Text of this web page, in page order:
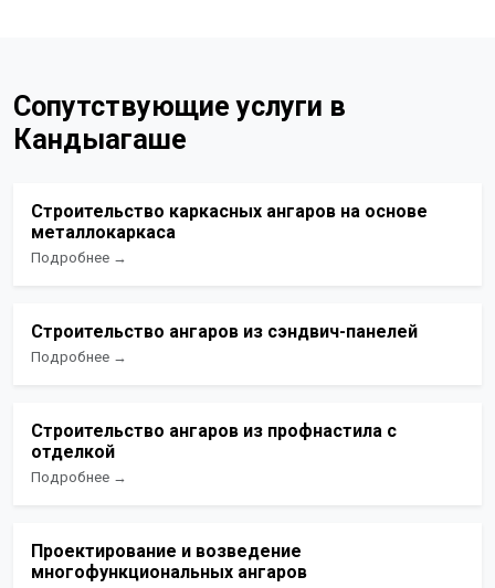
Сопутствующие услуги в
Кандыагаше
Строительство каркасных ангаров на основе
металлокаркаса
Подробнее →
Строительство ангаров из сэндвич-панелей
Подробнее →
Строительство ангаров из профнастила с
отделкой
Подробнее →
Проектирование и возведение
многофункциональных ангаров